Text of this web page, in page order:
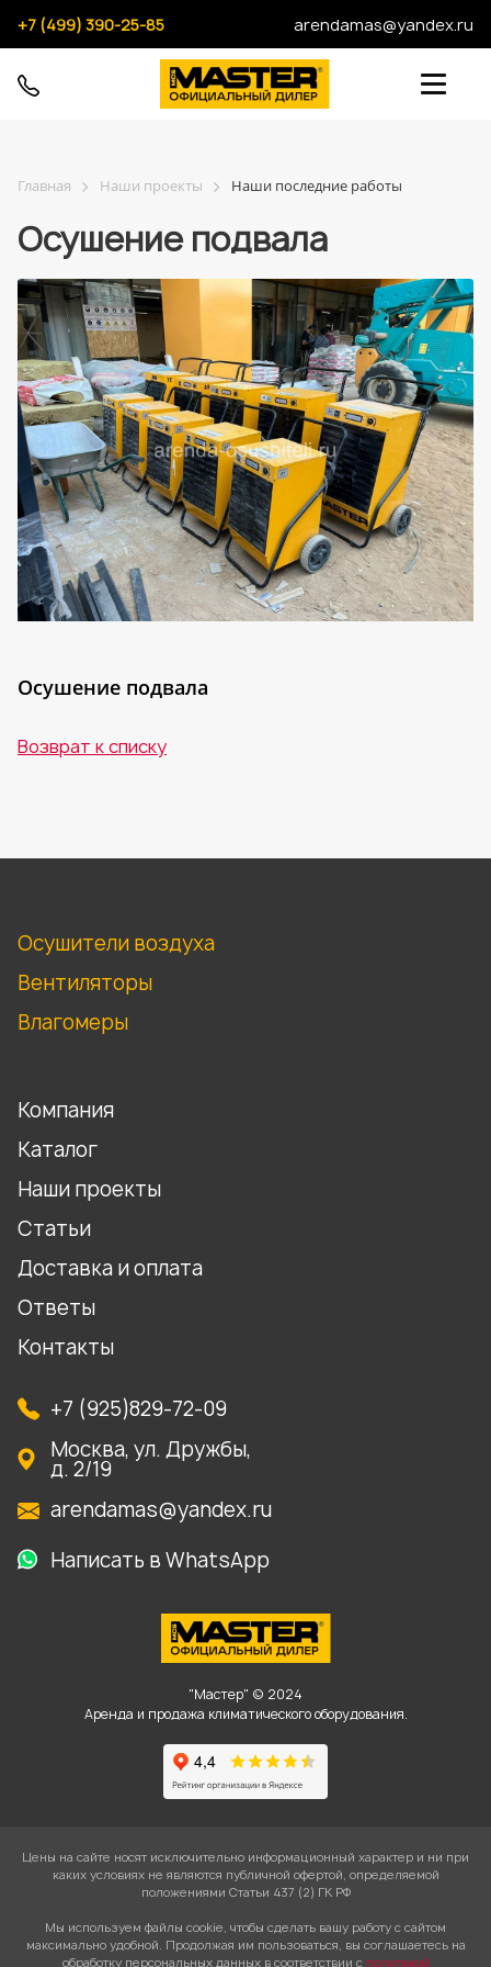
+7 (499) 390-25-85 arendamas@yandex.ru
Главная Наши проекты Наши последние работы
Осушение подвала
Осушение подвала
Возврат к списку
Осушители воздуха
Вентиляторы
Влагомеры
Компания
Каталог
Наши проекты
Статьи
Доставка и оплата
Ответы
Контакты
+7 (925)829-72-09
Москва, ул. Дружбы,
д. 2/19
arendamas@yandex.ru
Написать в WhatsApp
"Мастер" © 2024
Аренда и продажа климатического оборудования.
Цены на сайте носят исключительно информационный характер и ни при
каких условиях не являются публичной офертой, определяемой
положениями Статьи 437 (2) ГК РФ
Мы используем файлы cookie, чтобы сделать вашу работу с сайтом
максимально удобной. Продолжая им пользоваться, вы соглашаетесь на
обработку персональных данных в соответствии с политикой